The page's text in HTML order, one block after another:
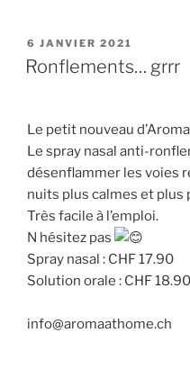
PUBLIÉ
LE
6 JANVIER 2021
Ronflements… grrr
Le petit nouveau
Le spray nasal anti-
désenflammer les voies
nuits plus calmes et plus
Très facile à l’emploi.
N hésitez pas
Spray nasal : CHF 17.90
Solution orale : CHF 18.90
info@aromaathome.ch